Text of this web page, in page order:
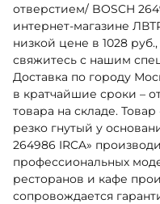
отверстием/ BOSCH
интернет-магазине
низкой цене в 1028
свяжитесь с нашим
Доставка по городу
в кратчайшие сроки –
товара на складе.
резко гнутый у
264986 IRCA»
профессиональных
ресторанов и кафе
сопровождается